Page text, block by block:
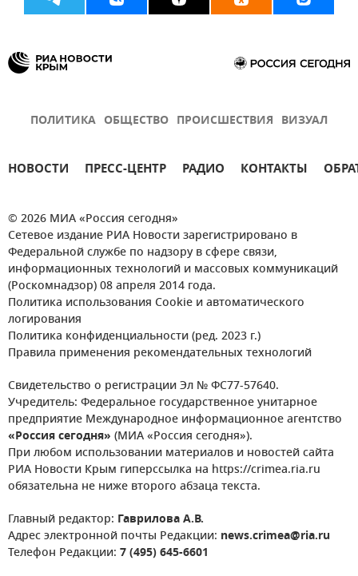
ПОЛИТИКА ОБЩЕСТВО ПРОИСШЕСТВИЯ ВИЗУАЛ
НОВОСТИ ПРЕСС-ЦЕНТР РАДИО КОНТАКТЫ
© 2026 МИА «Россия сегодня»
Сетевое издание РИА Новости зарегистрировано в
Федеральной службе по надзору в сфере связи,
информационных технологий и массовых коммуникаций
(Роскомнадзор) 08 апреля 2014 года.
Политика использования Cookie и автоматического
логирования
Политика конфиденциальности (ред. 2023 г.)
Правила применения рекомендательных технологий
Свидетельство о регистрации Эл № ФС77-57640.
Учредитель: Федеральное государственное унитарное
предприятие Международное информационное агентство
«Россия сегодня» (МИА «Россия сегодня»).
При любом использовании материалов и новостей сайта
РИА Новости Крым гиперссылка на https://crimea.ria.ru
обязательна не ниже второго абзаца текста.
Главный редактор: Гаврилова А.В.
Адрес электронной почты Редакции: news.crimea@ria.ru
Телефон Редакции: 7 (495) 645-6601